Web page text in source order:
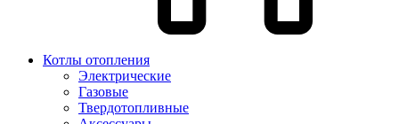
Котлы отопления
Электрические
Газовые
Твердотопливные